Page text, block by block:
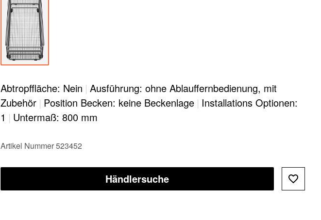
Abtropffläche: Nein | Ausführung: ohne Ablauffernbedienung, mit
Zubehör | Position Becken: keine Beckenlage | Installations Optionen:
1 | Untermaß: 800 mm
Artikel Nummer 523452
Händlersuche